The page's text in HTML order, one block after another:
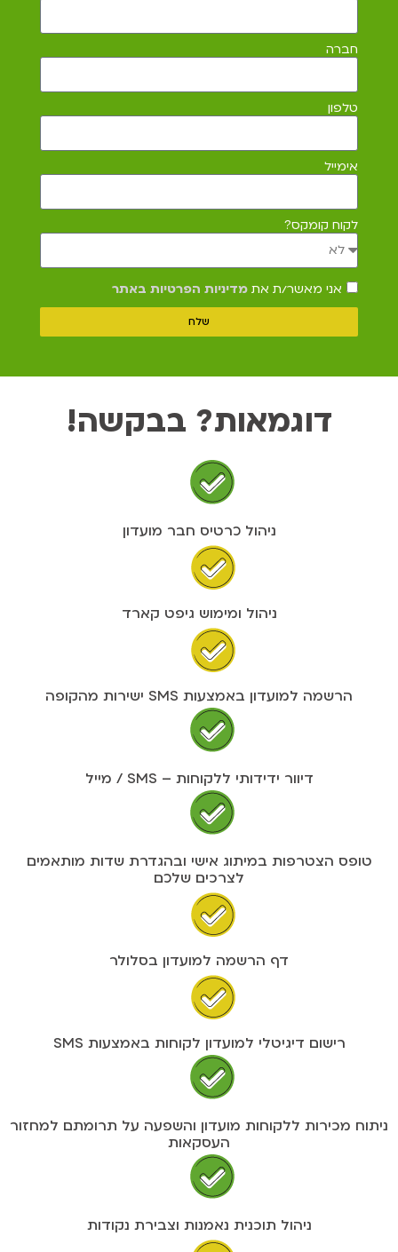
חברה
טלפון
אימייל
לקוח קומקס?
אני מאשר/ת את מדיניות הפרטיות באתר
שלח
דוגמאות? בבקשה!
ניהול כרטיס חבר מועדון
ניהול ומימוש גיפט קארד
הרשמה למועדון באמצעות SMS ישירות מהקופה
דיוור ידידותי ללקוחות – SMS / מייל
טופס הצטרפות במיתוג אישי ובהגדרת שדות מותאמים
לצרכים שלכם
דף הרשמה למועדון בסלולר
רישום דיגיטלי למועדון לקוחות באמצעות SMS
ניתוח מכירות ללקוחות מועדון והשפעה על תרומתם למחזור
העסקאות
ניהול תוכנית נאמנות וצבירת נקודות